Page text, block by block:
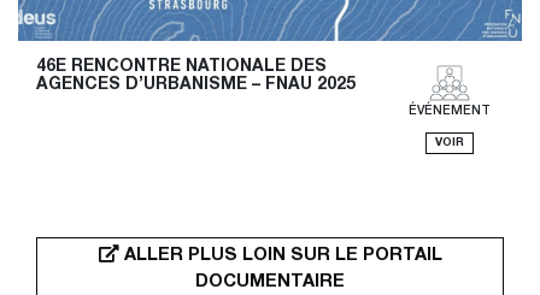
46E RENCONTRE NATIONALE DES
AGENCES D’URBANISME – FNAU 2025
ÉVÉNEMENT
VOIR
ALLER PLUS LOIN SUR LE PORTAIL
DOCUMENTAIRE